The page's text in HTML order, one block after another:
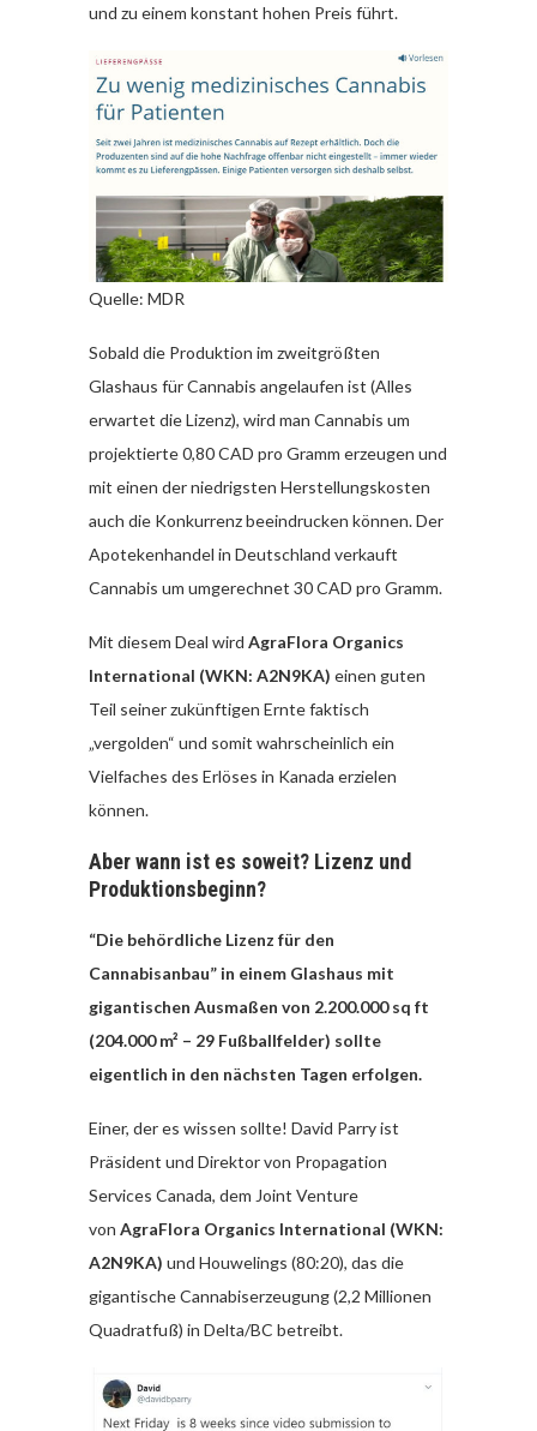
und zu einem konstant hohen Preis führt.
Quelle: MDR
Sobald die Produktion im zweitgrößten
Glashaus für Cannabis angelaufen ist (Alles
erwartet die Lizenz), wird man Cannabis um
projektierte 0,80 CAD pro Gramm erzeugen und
mit einen der niedrigsten Herstellungskosten
auch die Konkurrenz beeindrucken können. Der
Apotekenhandel in Deutschland verkauft
Cannabis um umgerechnet 30 CAD pro Gramm.
Mit diesem Deal wird AgraFlora Organics
International (WKN: A2N9KA) einen guten
Teil seiner zukünftigen Ernte faktisch
„vergolden“ und somit wahrscheinlich ein
Vielfaches des Erlöses in Kanada erzielen
können.
Aber wann ist es soweit? Lizenz und
Produktionsbeginn?
“Die behördliche Lizenz für den
Cannabisanbau” in einem Glashaus mit
gigantischen Ausmaßen von 2.200.000 sq ft
(204.000 m² – 29 Fußballfelder) sollte
eigentlich in den nächsten Tagen erfolgen.
Einer, der es wissen sollte! David Parry ist
Präsident und Direktor von Propagation
Services Canada, dem Joint Venture
von AgraFlora Organics International (WKN:
A2N9KA) und Houwelings (80:20), das die
gigantische Cannabiserzeugung (2,2 Millionen
Quadratfuß) in Delta/BC betreibt.